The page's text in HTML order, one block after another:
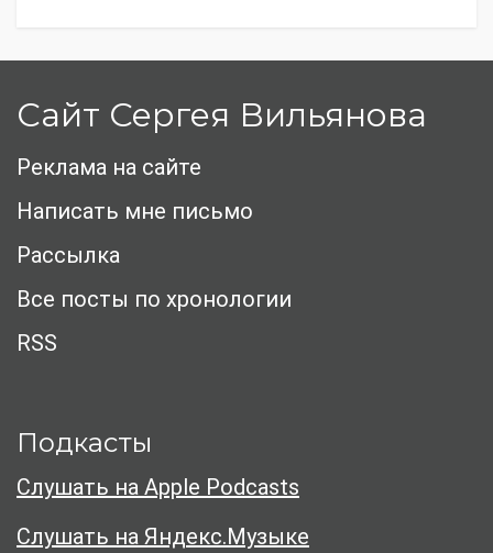
Сайт Сергея Вильянова
Реклама на сайте
Написать мне письмо
Рассылка
Все посты по хронологии
RSS
Подкасты
Слушать на Apple Podcasts
Слушать на Яндекс.Музыке